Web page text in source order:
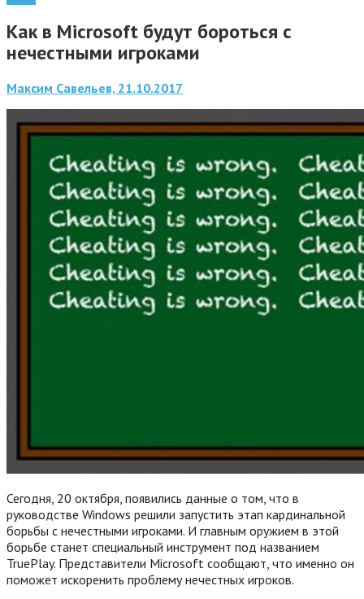
Как в Microsoft будут бороться с
нечестными игроками
Максим Савельев, 21.10.2017
Сегодня, 20 октября, появились данные о том, что в
руководстве Windows решили запустить этап кардинальной
борьбы с нечестными игроками. И главным оружием в этой
борьбе станет специальный инструмент под названием
TruePlay. Представители Microsoft сообщают, что именно он
поможет искоренить проблему нечестных игроков.